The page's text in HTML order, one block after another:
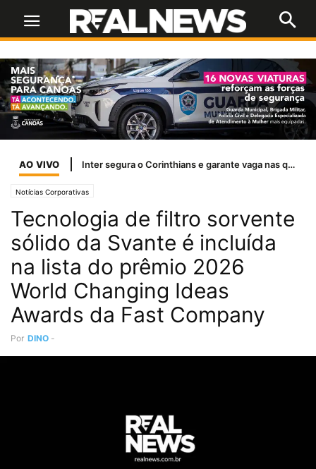
AO VIVO Inter segura o Corinthians e garante vaga nas quartas de final da Copa do Brasil
Notícias Corporativas
Tecnologia de filtro sorvente
sólido da Svante é incluída
na lista do prêmio 2026
World Changing Ideas
Awards da Fast Company
Por DINO -